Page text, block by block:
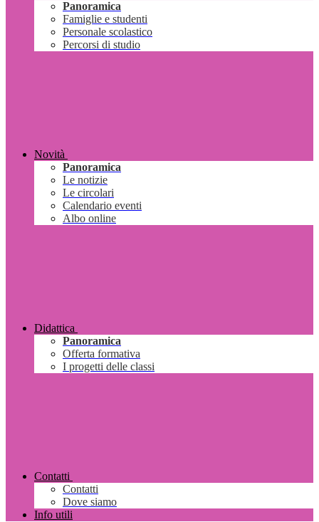
Panoramica
Famiglie e studenti
Personale scolastico
Percorsi di studio
Novità
Panoramica
Le notizie
Le circolari
Calendario eventi
Albo online
Didattica
Panoramica
Offerta formativa
I progetti delle classi
Contatti
Contatti
Dove siamo
Info utili